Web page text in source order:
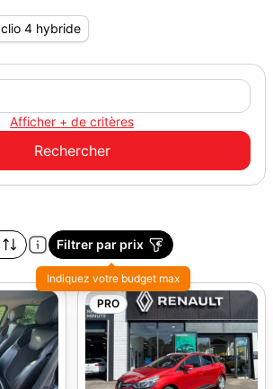
clio 4 hybride
Afficher + de critères
Filtrer par prix
Indiquez votre budget max
PRO